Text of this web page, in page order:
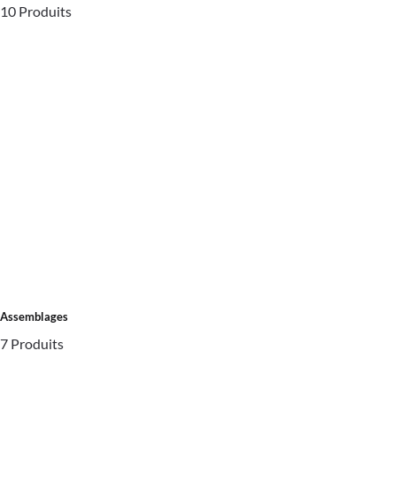
10 Produits
Assemblages
7 Produits